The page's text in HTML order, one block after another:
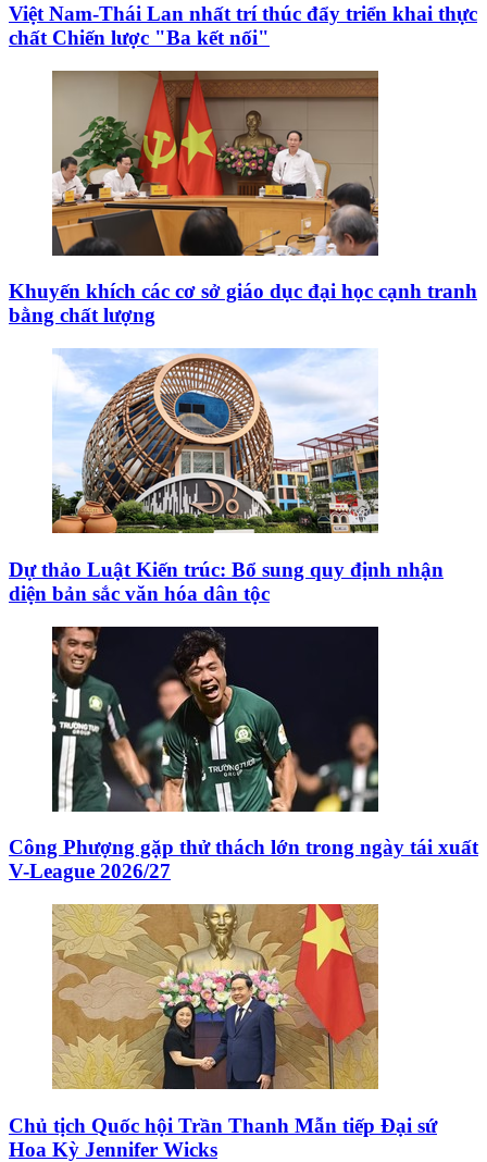
Việt Nam-Thái Lan nhất trí thúc đẩy triển khai thực
chất Chiến lược "Ba kết nối"
Khuyến khích các cơ sở giáo dục đại học cạnh tranh
bằng chất lượng
Dự thảo Luật Kiến trúc: Bổ sung quy định nhận
diện bản sắc văn hóa dân tộc
Công Phượng gặp thử thách lớn trong ngày tái xuất
V-League 2026/27
Chủ tịch Quốc hội Trần Thanh Mẫn tiếp Đại sứ
Hoa Kỳ Jennifer Wicks